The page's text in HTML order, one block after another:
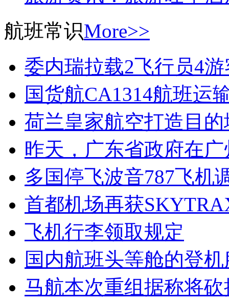
航班常识More>>
委内瑞拉载2飞行员4
国货航CA1314航班运
荷兰皇家航空打造目
昨天，广东省政府在
多国停飞波音787飞机
首都机场再获
飞机行李领取规定
国内航班头等舱的登
马航本次重组据称将